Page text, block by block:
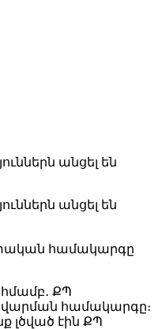
անցել են
անցել են
համակարգը
ՔՊ
համակարգը։
լծված էին ՔՊ